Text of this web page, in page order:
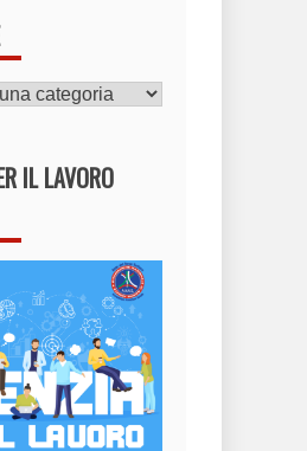
IL LAVORO